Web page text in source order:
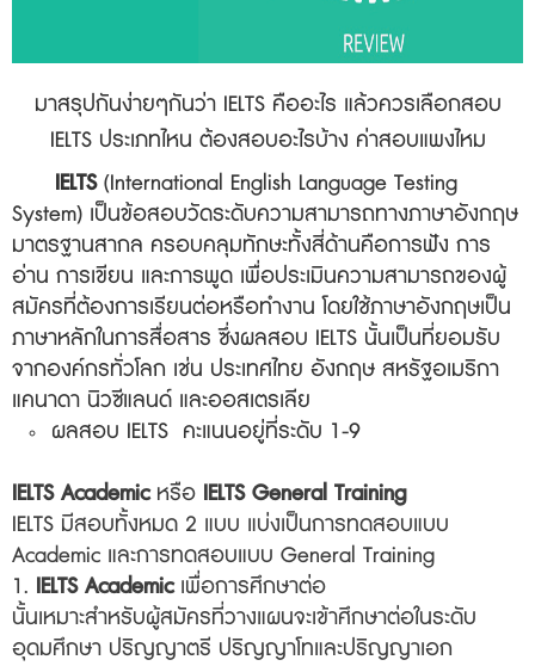
มาสรุปกันง่ายๆกันว่า IELTS คืออะไร แล้วควรเลือกสอบ
IELTS ประเภทไหน ต้องสอบอะไรบ้าง ค่าสอบแพงไหม
IELTS(International English Language Testing
System) เป็นข้อสอบวัดระดับความสามารถทางภาษาอังกฤษ
มาตรฐานสากล ครอบคลุมทักษะทั้งสี่ด้านคือการฟัง การ
อ่าน การเขียน และการพูด เพื่อประเมินความสามารถของผู้
สมัครที่ต้องการเรียนต่อหรือทำงาน โดยใช้ภาษาอังกฤษเป็น
ภาษาหลักในการสื่อสาร ซึ่งผลสอบ IELTS นั้นเป็นที่ยอมรับ
จากองค์กรทั่วโลก เช่น ประเทศไทย อังกฤษ สหรัฐอเมริกา
แคนาดา นิวซีแลนด์ และออสเตรเลีย
ผลสอบ IELTS คะแนนอยู่ที่ระดับ 1-9
IELTS Academicหรือ IELTS General Training
IELTS มีสอบทั้งหมด 2 แบบ แบ่งเป็นการทดสอบแบบ
Academic และการทดสอบแบบ General Training
1. IELTS Academicเพื่อการศึกษาต่อ
นั้นเหมาะสำหรับผู้สมัครที่วางแผนจะเข้าศึกษาต่อในระดับ
อุดมศึกษา ปริญญาตรี ปริญญาโทและปริญญาเอก